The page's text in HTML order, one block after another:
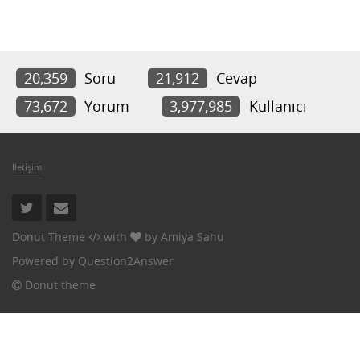
20,359 Soru 21,912
Cevap
73,672
Yorum 3,977,985 Kullanıcı
İletişim
Donut Theme with by Amiya Sahu
Powered by Question2Answer
Donut theme